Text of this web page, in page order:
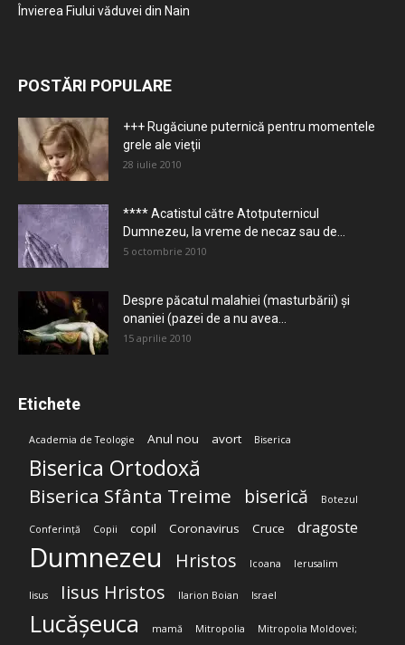
Învierea Fiului văduvei din Nain
POSTĂRI POPULARE
+++ Rugăciune puternică pentru momentele
grele ale vieţii
28 iulie 2010
**** Acatistul către Atotputernicul
Dumnezeu, la vreme de necaz sau de...
5 octombrie 2010
Despre păcatul malahiei (masturbării) şi
onaniei (pazei de a nu avea...
15 aprilie 2010
Etichete
Academia de Teologie Anul nou avort Biserica
Biserica Ortodoxă
Biserica Sfânta Treime biserică Botezul
Conferință Copii copil Coronavirus Cruce dragoste
Dumnezeu Hristos Icoana Ierusalim
Iisus Iisus Hristos Ilarion Boian Israel
Lucășeuca mamă Mitropolia Mitropolia Moldovei;